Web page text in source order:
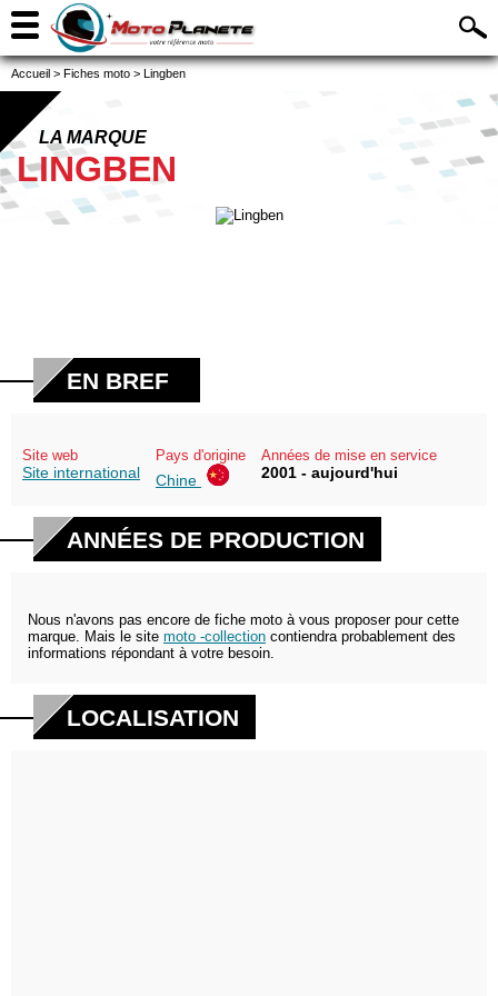
Accueil > Fiches moto > Lingben
LA MARQUE
LINGBEN
EN BREF
Site web
Site international
Pays d'origine
Chine
Années de mise en service
2001 - aujourd'hui
ANNÉES DE PRODUCTION
Nous n'avons pas encore de fiche moto à vous proposer pour cette
marque. Mais le site moto -collection contiendra probablement des
informations répondant à votre besoin.
LOCALISATION